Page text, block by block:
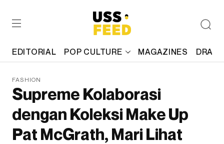
EDITORIAL POP CULTURE MAGAZINES
FASHION
Supreme Kolaborasi
dengan Koleksi Make Up
Pat McGrath, Mari Lihat